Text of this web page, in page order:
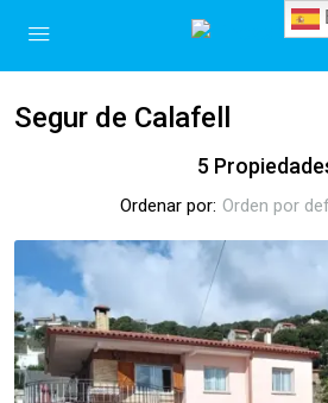
Segur de Calafell
5
Ordenar por: Orden por